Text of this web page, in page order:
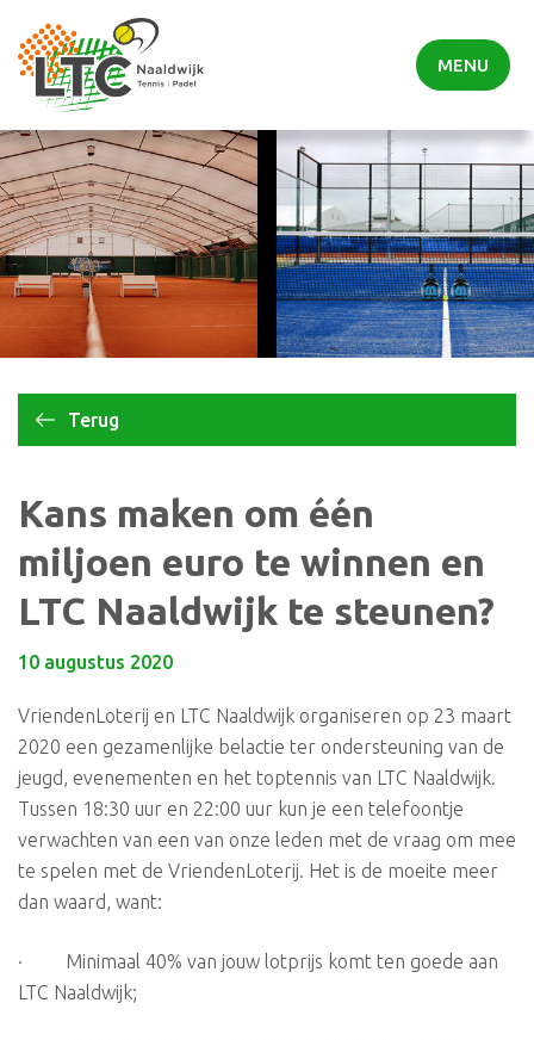
MENU
Terug
Kans maken om één
miljoen euro te winnen en
LTC Naaldwijk te steunen?
10 augustus 2020
VriendenLoterij en LTC Naaldwijk organiseren op 23 maart
2020 een gezamenlijke belactie ter ondersteuning van de
jeugd, evenementen en het toptennis van LTC Naaldwijk.
Tussen 18:30 uur en 22:00 uur kun je een telefoontje
verwachten van een van onze leden met de vraag om mee
te spelen met de VriendenLoterij. Het is de moeite meer
dan waard, want:
· Minimaal 40% van jouw lotprijs komt ten goede aan
LTC Naaldwijk;